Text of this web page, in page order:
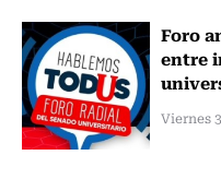
Foro
entre
Viernes